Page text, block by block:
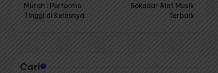
Murah : Performa
Tinggi di Kelasnya
Sekadar Alat Musik
Terbaik
Cari